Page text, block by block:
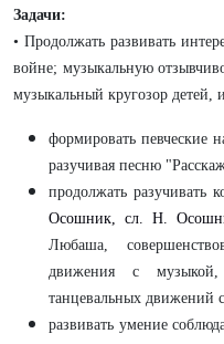
Задачи:
• Продолжать развивать
войне; музыкальную
музыкальный кругозор детей,
формировать певческие
разучивая песню
продолжать разучивать
Осошник, сл. Н.
Любаша,
движения с музыкой,
танцевальных движений
развивать умение